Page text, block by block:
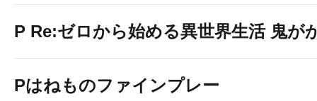
P Re:ゼロから始める異世界生活 鬼が
Pはねものファインプレー